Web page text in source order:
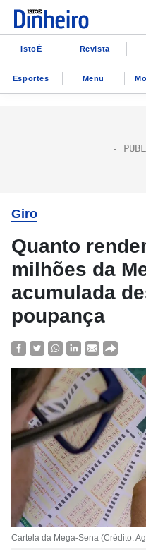
IstoÉ Revista
Esportes Menu
Giro
Quanto
milhões da
acumulada
poupança
Cartela da Mega-Sena (Crédito: